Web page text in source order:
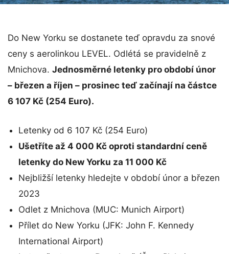
Do New Yorku se dostanete teď opravdu za snové
ceny s aerolinkou LEVEL. Odlétá se pravidelně z
Mnichova. Jednosměrné letenky pro období únor
– březen a říjen – prosinec teď začínají na částce
6 107 Kč (254 Euro).
Letenky od 6 107 Kč (254 Euro)
Ušetříte až 4 000 Kč oproti standardní ceně
letenky do New Yorku za 11 000 Kč
Nejbližší letenky hledejte v období únor a březen
2023
Odlet z Mnichova (MUC: Munich Airport)
Přílet do New Yorku (JFK: John F. Kennedy
International Airport)